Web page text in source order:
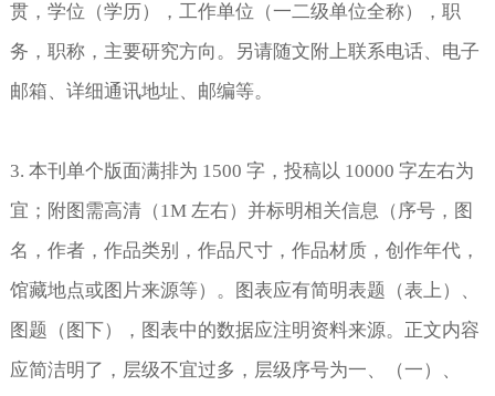
贯，学位（学历），工作单位（一二级单位全称），职
务，职称，主要研究方向。另请随文附上联系电话、电子
邮箱、详细通讯地址、邮编等。
3. 本刊单个版面满排为 1500 字，投稿以 10000 字左右为
宜；附图需高清（1M 左右）并标明相关信息（序号，图
名，作者，作品类别，作品尺寸，作品材质，创作年代，
馆藏地点或图片来源等）。图表应有简明表题（表上）、
图题（图下），图表中的数据应注明资料来源。正文内容
应简洁明了，层级不宜过多，层级序号为一、（一）、